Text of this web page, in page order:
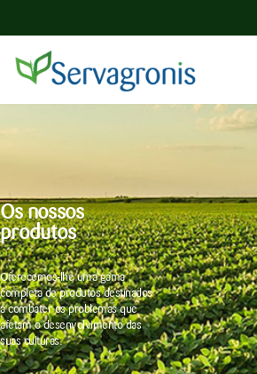
Os nossos
produtos
Oferecemos-lhe uma gama
completa de produtos destinados
a combater os problemas que
afetam o desenvolvimento das
suas culturas.